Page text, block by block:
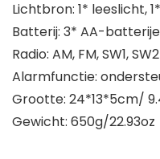
Lichtbron: 1* leeslicht,
Batterij: 3* AA-
Radio: AM, FM, SW1, SW2
Alarmfunctie:
Grootte: 24*13*5cm/
Gewicht: 650g/22.93oz